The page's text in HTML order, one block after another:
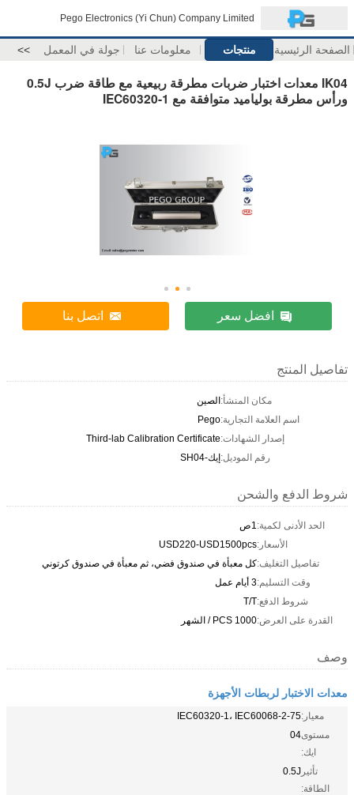
Pego Electronics (Yi Chun) Company Limited
الصفحة الرئيسية منتجات معلومات عنا جولة في المعمل >>
IK04 معدات اختبار ضربات مطرقة ربيعية مع طاقة ضرب 0.5J
ورأس مطرقة بولياميد متوافقة مع IEC60320-1
افضل سعر اتصل بنا
تفاصيل المنتج
مكان المنشأ:الصين
اسم العلامة التجارية:Pego
إصدار الشهادات:Third-lab Calibration Certificate
رقم الموديل:إيك-SH04
شروط الدفع والشحن
الحد الأدنى لكمية:1ص
الأسعار:USD220-USD1500pcs
تفاصيل التغليف:كل معبأة في صندوق فضي، ثم معبأة في صندوق كرتوني
وقت التسليم:3 أيام عمل
شروط الدفع:T/T
القدرة على العرض:1000 PCS / الشهر
وصف
معدات الاختبار لربطات الأجهزة
معيار:IEC60320-1، IEC60068-2-75
مستوى
ايك:
04
تأثير
الطاقة:
0.5J